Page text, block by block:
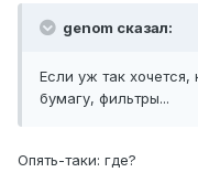
genom сказал:
Если уж так хочется,
бумагу, фильтры...
Опять-таки: где?